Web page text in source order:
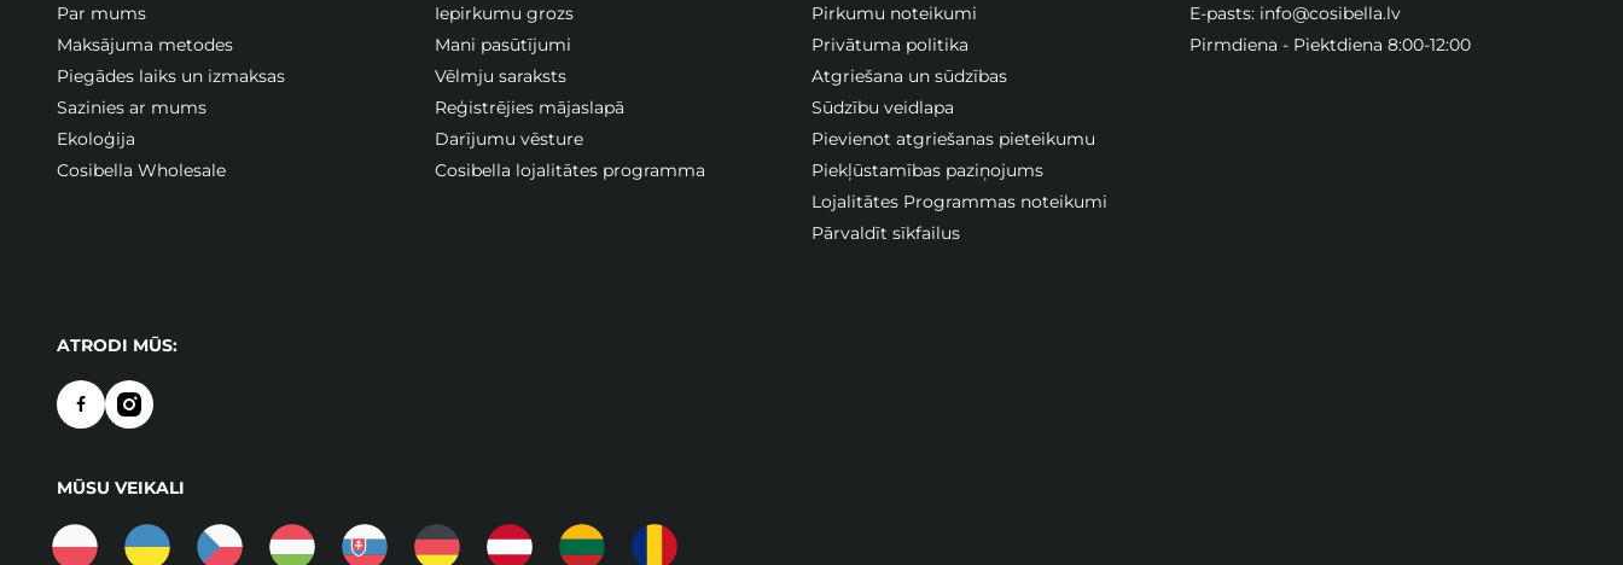
Par mums
Maksājuma metodes
Piegādes laiks un izmaksas
Sazinies ar mums
Ekoloģija
Cosibella Wholesale
Iepirkumu grozs
Mani pasūtījumi
Vēlmju saraksts
Reģistrējies mājaslapā
Darījumu vēsture
Cosibella lojalitātes programma
Pirkumu noteikumi
Privātuma politika
Atgriešana un sūdzības
Sūdzību veidlapa
Pievienot atgriešanas pieteikumu
Piekļūstamības paziņojums
Lojalitātes Programmas noteikumi
Pārvaldīt sīkfailus
E-pasts: info@cosibella.lv
Pirmdiena - Piektdiena 8:00-12:00
ATRODI MŪS:
MŪSU VEIKALI